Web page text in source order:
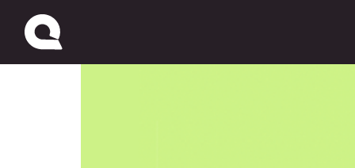
Cómo la IA puede